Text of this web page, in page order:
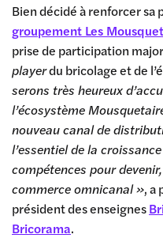
Bien décidé à renforcer sa
groupement Les
prise de participation
playerdu bricolage et de
serons très heureux
l’écosystème
nouveau canal de
l’essentiel de la
compétences pour
commerce omnicanal », a
président des enseignes
Bricorama.